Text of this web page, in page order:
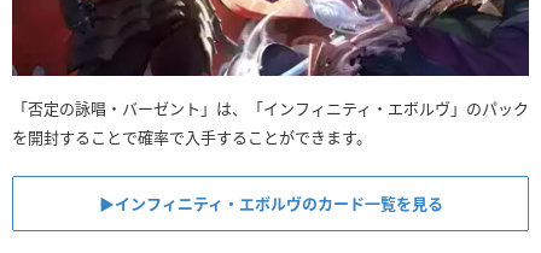
「否定の詠唱・バーゼント」は、「インフィニティ・エボルヴ」のパック
を開封することで確率で入手することができます。
▶︎インフィニティ・エボルヴのカード一覧を見る